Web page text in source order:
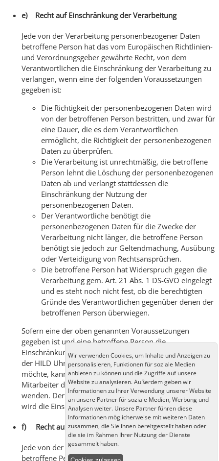
Wir verwenden Cookies, um Inhalte und Anzeigen zu
personalisieren, Funktionen für soziale Medien
anbieten zu können und die Zugriffe auf unsere
Website zu analysieren. Außerdem geben wir
Informationen zu Ihrer Verwendung unserer Website
an unsere Partner für soziale Medien, Werbung und
Analysen weiter. Unsere Partner führen diese
Informationen möglicherweise mit weiteren Daten
zusammen, die Sie ihnen bereitgestellt haben oder
die sie im Rahmen Ihrer Nutzung der Dienste
gesammelt haben.
e) Recht auf Einschränkung der Verarbeitung
Jede von der Verarbeitung personenbezogener Daten
betroffene Person hat das vom Europäischen Richtlinien-
und Verordnungsgeber gewährte Recht, von dem
Verantwortlichen die Einschränkung der Verarbeitung zu
verlangen, wenn eine der folgenden Voraussetzungen
gegeben ist:
Die Richtigkeit der personenbezogenen Daten wird
von der betroffenen Person bestritten, und zwar für
eine Dauer, die es dem Verantwortlichen
ermöglicht, die Richtigkeit der personenbezogenen
Daten zu überprüfen.
Die Verarbeitung ist unrechtmäßig, die betroffene
Person lehnt die Löschung der personenbezogenen
Daten ab und verlangt stattdessen die
Einschränkung der Nutzung der
personenbezogenen Daten.
Der Verantwortliche benötigt die
personenbezogenen Daten für die Zwecke der
Verarbeitung nicht länger, die betroffene Person
benötigt sie jedoch zur Geltendmachung, Ausübung
oder Verteidigung von Rechtsansprüchen.
Die betroffene Person hat Widerspruch gegen die
Verarbeitung gem. Art. 21 Abs. 1 DS-GVO eingelegt
und es steht noch nicht fest, ob die berechtigten
Gründe des Verantwortlichen gegenüber denen der
betroffenen Person überwiegen.
Sofern eine der oben genannten Voraussetzungen
gegeben ist und eine betroffene Person die
Einschränkung von personenbezogenen Daten, die bei
der HILD Uhren und Schmuck gespeichert sind, verlangen
möchte, kann sie sich hierzu jederzeit an einen
Mitarbeiter des für die Verarbeitung Verantwortlichen
wenden. Der Mitarbeiter der HILD Uhren und Schmuck
wird die Einschränkung der Verarbeitung veranlassen.
f) Recht auf Datenübertragbarkeit
Jede von der Verarbeitung personenbezogener Daten
betroffene Person hat das vom Europäischen Richtlinien-